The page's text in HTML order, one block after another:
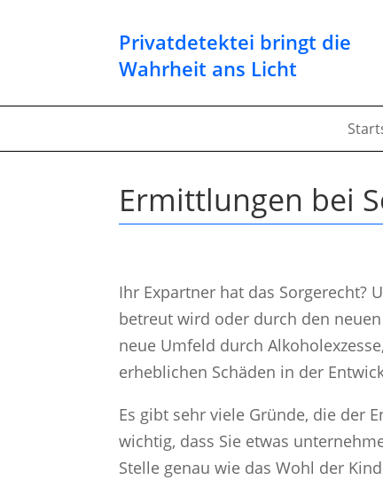
Privatdetektei bringt die
Wahrheit ans Licht
Ermittlungen bei
Ihr Expartner hat das Sorgerecht?
betreut wird oder durch den
neue Umfeld durch
erheblichen Schäden in der
Es gibt sehr viele Gründe, die der
wichtig, dass Sie etwas
Stelle genau wie das Wohl der